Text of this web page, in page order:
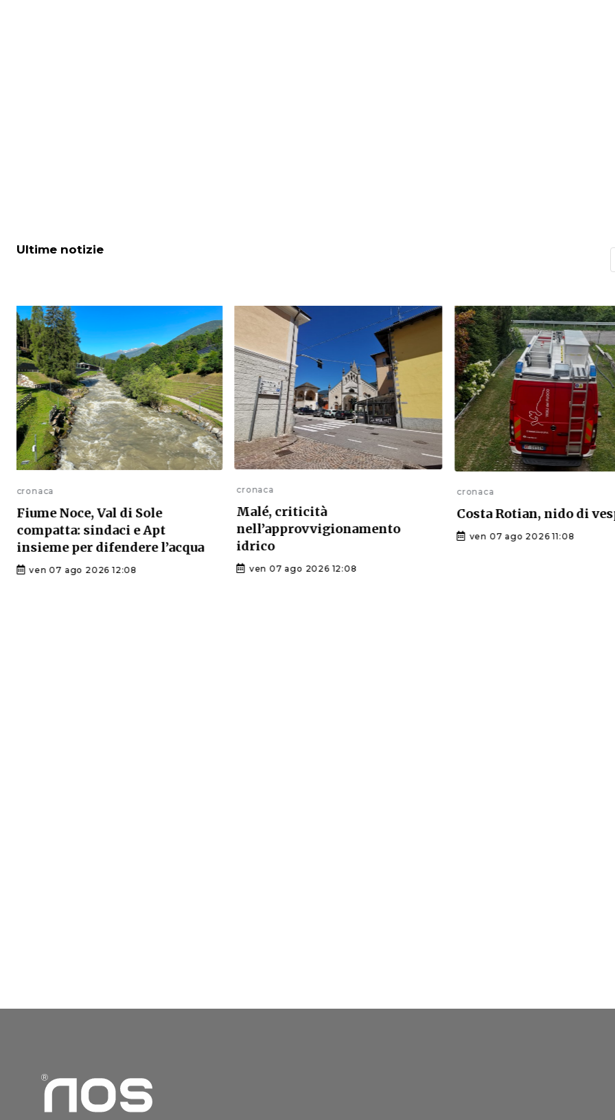
Ultime notizie
cronaca
Fiume Noce, Val di Sole
compatta: sindaci e Apt
insieme per difendere l’acqua
ven 07 ago 2026 12:08
cronaca
Malé, criticità
nell’approvvigionamento
idrico
ven 07 ago 2026 12:08
cronaca
Costa Rotian, nido di
ven 07 ago 2026 11:08